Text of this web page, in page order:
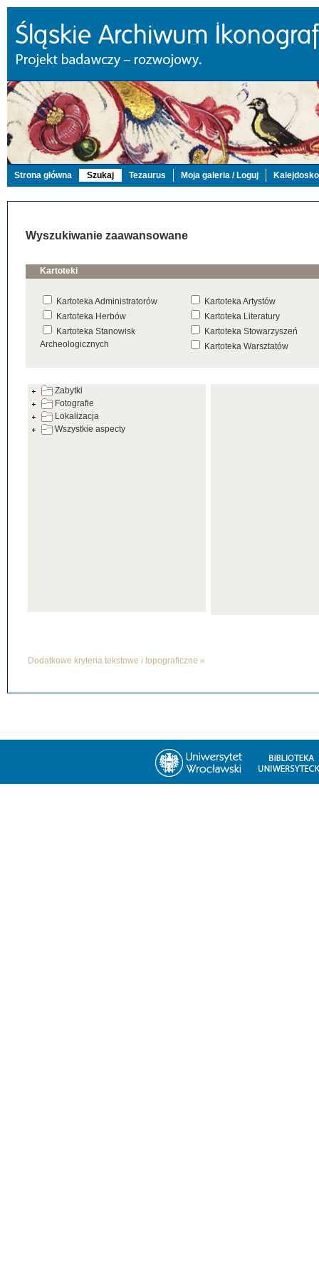
Strona główna Szukaj Tezaurus Moja galeria / Loguj
Wyszukiwanie zaawansowane
Kartoteki
Kartoteka Administratorów
Kartoteka Artystów
Kartoteka Herbów
Kartoteka Literatury
Kartoteka Stanowisk
Archeologicznych
Kartoteka Stowarzyszeń
Kartoteka Warsztatów
Zabytki
Fotografie
Lokalizacja
Wszystkie aspecty
Dodatkowe kryteria tekstowe i topograficzne »